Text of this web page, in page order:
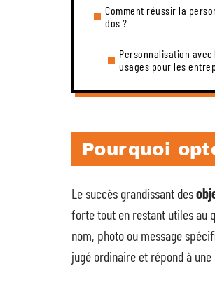
Comment réussir la
dos ?
Personnalisation
usages pour les
Pourquoi
Le succès grandissant des
forte tout en restant utiles au
nom, photo ou message
jugé ordinaire et répond à